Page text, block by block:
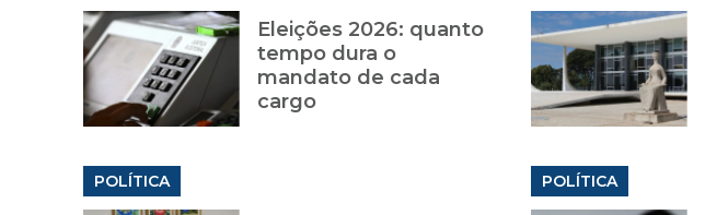
Eleições 2026: quanto
tempo dura o
mandato de cada
cargo
POLÍTICA POLÍTICA